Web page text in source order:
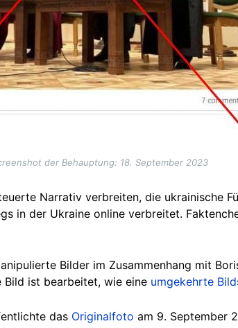
der Behauptung: 18. September 2023
Narrativ verbreiten, die ukrainische
in der Ukraine online verbreitet.
Bilder im Zusammenhang mit
ist bearbeitet, wie eine umgekehrte
das Originalfoto am 9. September